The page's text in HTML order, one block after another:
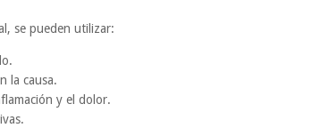
se pueden utilizar:
la causa.
y el dolor.